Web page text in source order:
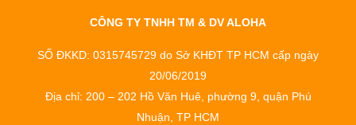
CÔNG TY TNHH TM & DV ALOHA
SỐ ĐKKD: 0315745729 do Sở KHĐT TP HCM cấp ngày
20/06/2019
Địa chỉ: 200 – 202 Hồ Văn Huê, phường 9, quận Phú
Nhuận, TP HCM